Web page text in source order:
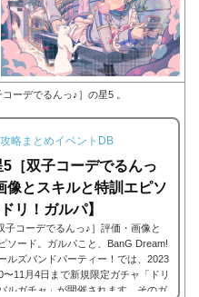
ーデでるんっ♪］の星5 。
略まとめイベントDB
5［双子コーデでるんっ
像とスキルと特訓エピソ
リ！ガルパ】
子コーデでるんっ♪］評価・画像と
ソード。ガルパこと、BanG Dream!
ルズバンドパーティー！では、2023
〜11月4日まで新規限定ガチャ「ドリ
ルガチャ」が開催されます。そのガ